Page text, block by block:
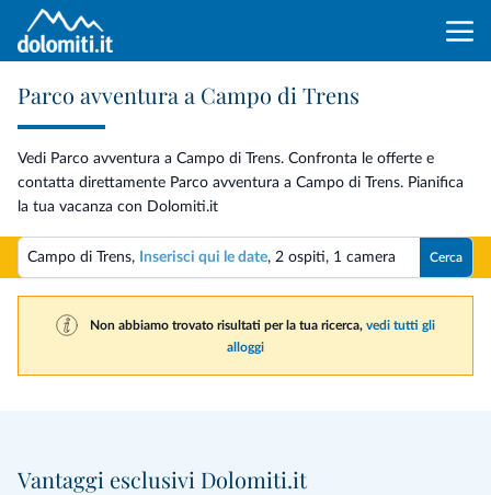
Parco avventura a Campo di Trens
Vedi Parco avventura a Campo di Trens. Confronta le offerte e
contatta direttamente Parco avventura a Campo di Trens. Pianifica
la tua vacanza con Dolomiti.it
Campo di Trens, Inserisci qui le date, 2 ospiti, 1 camera Cerca
Non abbiamo trovato risultati per la tua ricerca, vedi tutti gli
alloggi
Vantaggi esclusivi Dolomiti.it